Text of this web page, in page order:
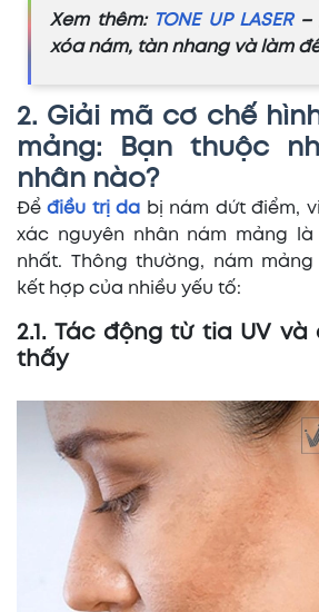
Xem thêm: TONE UP LASER–
xóa nám, tàn nhang và làm
2. Giải mã cơ chế
mảng: Bạn thuộc
nhân nào?
Đểđiều trị da bị nám dứt điểm,
xác nguyên nhân nám mảng
nhất. Thông thường, nám
kết hợp của nhiều yếu tố:
2.1. Tác động từ tia UV
thấy